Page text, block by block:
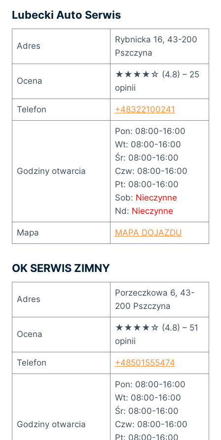
Lubecki Auto Serwis
Adres
Rybnicka 16, 43-200
Pszczyna
Ocena
★★★★☆ (4.8) – 25
opinii
Telefon +48322100241
Godziny otwarcia
Pon: 08:00-16:00
Wt: 08:00-16:00
Śr: 08:00-16:00
Czw: 08:00-16:00
Pt: 08:00-16:00
Sob: Nieczynne
Nd: Nieczynne
Mapa MAPA DOJAZDU
OK SERWIS ZIMNY
Adres
Porzeczkowa 6, 43-
200 Pszczyna
Ocena
★★★★☆ (4.8) – 51
opinii
Telefon +48501555474
Godziny otwarcia
Pon: 08:00-16:00
Wt: 08:00-16:00
Śr: 08:00-16:00
Czw: 08:00-16:00
Pt: 08:00-16:00